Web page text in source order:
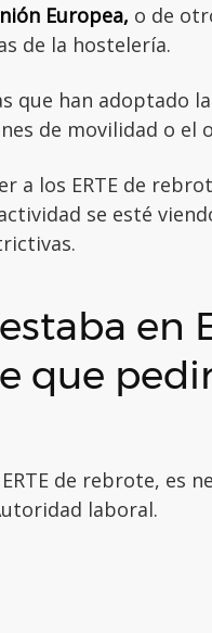
Europea, o de
de la hostelería.
que han adoptado
de movilidad o el
a los ERTE de
se esté
en
que
de rebrote, es
laboral.